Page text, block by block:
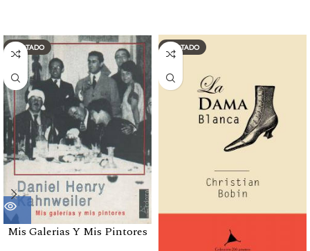
AGOTADO
Mis Galerias Y Mis Pintores
AGOTADO